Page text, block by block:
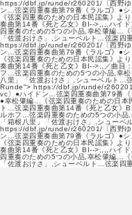
https://dbf.jp/runde/r260201/〔西野
ン…弦楽四重奏曲第79番《ラルゴ》●
《弦楽四重奏のための日本民謡集》よ
奏曲第14番《死と乙女》BI-->,,,,ハイ
四重奏のための5つの小品,幸松肇編…《
「佐渡おけさ」,シューベルト…弦楽四
https://dbf.jp/runde/r260201/〔西野
ン…弦楽四重奏曲第79番《ラルゴ》●
《弦楽四重奏のための日本民謡集》よ
奏曲第14番《死と乙女》BI-->,,／曲目
フ…弦楽四重奏のための5つの小品,幸
八里」「佐渡おけさ」,シューベルト…
Runde"> https://dbf.jp/runde/
vc〕●ハイドン…弦楽四重奏曲第79番
●幸松肇編…《弦楽四重奏のための日本
ト…弦楽四重奏曲第14番《死と乙女》
ルホフ…弦楽四重奏のための5つの小品
「箱根八里」「佐渡おけさ」,シュー
https://dbf.jp/runde/r260201/〔西野
ン…弦楽四重奏曲第79番《ラルゴ》●
《弦楽四重奏のための日本民謡集》よ
奏曲第14番《死と乙女》BI-->,,,,ハイ
四重奏のための5つの小品,幸松肇編…《
「佐渡おけさ」,シューベルト…弦楽四